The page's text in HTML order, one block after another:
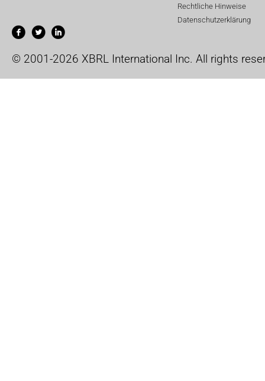
Rechtliche Hinweise
Datenschutzerklärung
© 2001-2026 XBRL International Inc. All rights